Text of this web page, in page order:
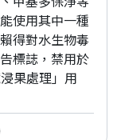
使用其中一種
得對水生物毒
標誌，禁用於
果處理」用